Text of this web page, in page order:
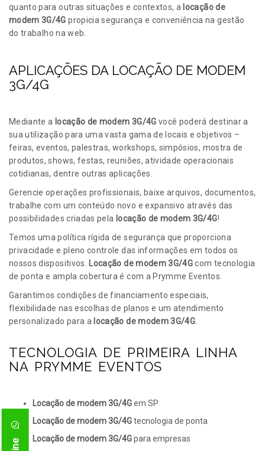
quanto para outras situações e contextos, a locação de
modem 3G/4G propicia segurança e conveniência na gestão
do trabalho na web.
APLICAÇÕES DA LOCAÇÃO DE MODEM
3G/4G
Mediante a locação de modem 3G/4G você poderá destinar a
sua utilização para uma vasta gama de locais e objetivos –
feiras, eventos, palestras, workshops, simpósios, mostra de
produtos, shows, festas, reuniões, atividade operacionais
cotidianas, dentre outras aplicações.
Gerencie operações profissionais, baixe arquivos, documentos,
trabalhe com um conteúdo novo e expansivo através das
possibilidades criadas pela locação de modem 3G/4G!
Temos uma política rígida de segurança que proporciona
privacidade e pleno controle das informações em todos os
nossos dispositivos.
Locação de modem 3G/4Gcom tecnologia
de ponta e ampla cobertura é com a Prymme Eventos.
Garantimos condições de financiamento especiais,
flexibilidade nas escolhas de planos e um atendimento
personalizado para a locação de modem 3G/4G
TECNOLOGIA DE PRIMEIRA LINHA
NA PRYMME EVENTOS
Locação de modem 3G/4Gem SP
Locação de modem 3G/4Gtecnologia de ponta
Locação de modem 3G/4Gpara empresas